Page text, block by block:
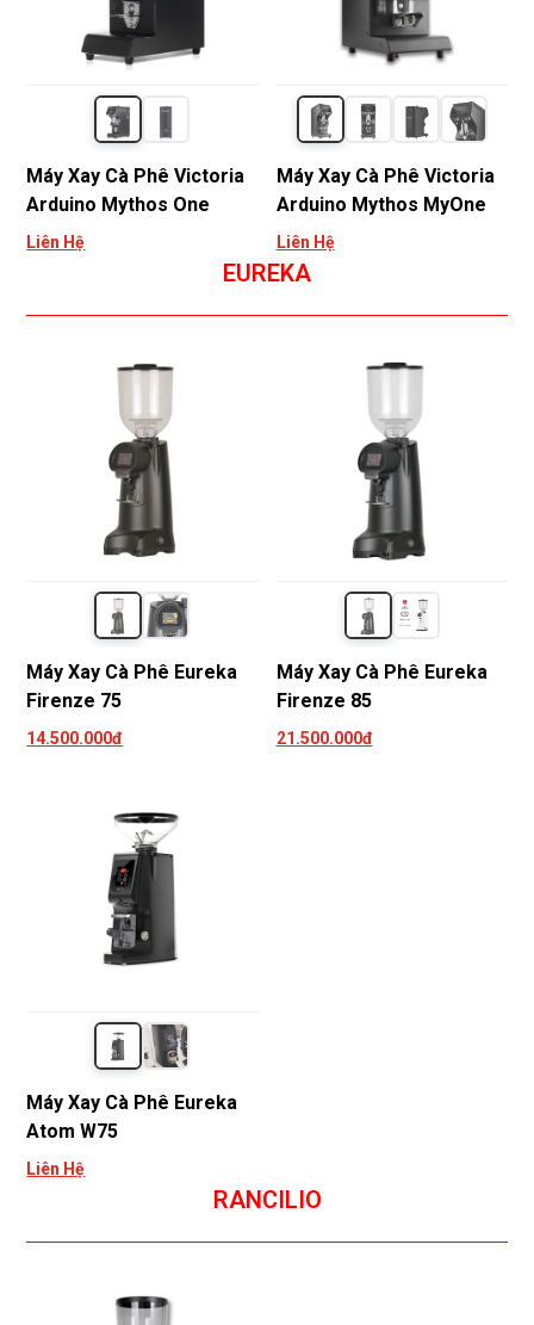
Máy Xay Cà Phê Victoria
Arduino Mythos One
Liên Hệ
Máy Xay Cà Phê Victoria
Arduino Mythos MyOne
Liên Hệ
EUREKA
Máy Xay Cà Phê Eureka
Firenze 75
14.500.000đ
Máy Xay Cà Phê Eureka
Firenze 85
21.500.000đ
Máy Xay Cà Phê Eureka
Atom W75
Liên Hệ
RANCILIO